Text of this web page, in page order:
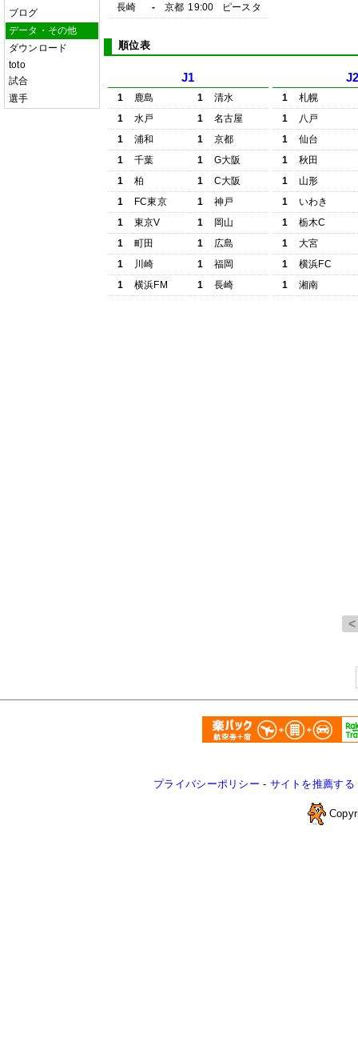
ブログ
データ・その他
ダウンロード
toto
試合
選手
長崎
- 京都 19:00 ピースタ
順位表
J1
1 鹿島 1
清水
1
水戸 1
名古屋
1
浦和 1
京都
1
千葉 1
G大阪
1
柏 1
C大阪
1
FC東京 1
神戸
1
東京V 1
岡山
1
町田 1
広島
1
川崎 1
福岡
1
横浜FM 1 長崎
1
札幌
1
八戸
1
仙台
1
秋田
1
山形
1
いわき
1
栃木C
1
大宮
1
横浜FC
1
湘南
プライバシーポリシー - サイトを推薦する